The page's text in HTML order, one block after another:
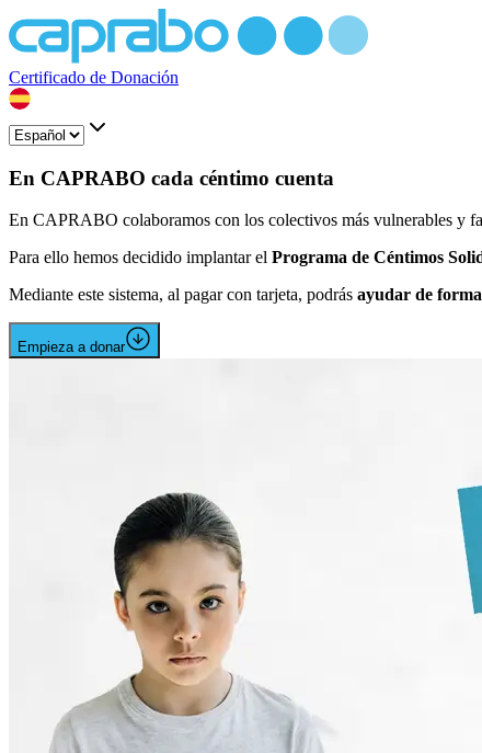
Certificado de Donación
En CAPRABO cada céntimo cuenta
En CAPRABO colaboramos con los colectivos más vulnerables y
Para ello hemos decidido implantar el Programa de Céntimos
Mediante este sistema, al pagar con tarjeta, podrás ayudar de
Empieza a donar